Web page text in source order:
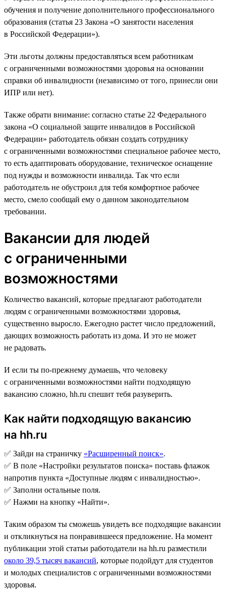
обучения и получение дополнительного профессионального
образования (статья 23 Закона «О занятости населения
в Российской Федерации»).
Эти льготы должны предоставляться всем работникам
с ограниченными возможностями здоровья на основании
справки об инвалидности (независимо от того, принесли они
ИПР или нет).
Также обрати внимание: согласно статье 22 Федерального
закона «О социальной защите инвалидов в Российской
Федерации» работодатель обязан создать сотруднику
с ограниченными возможностями специальное рабочее место,
то есть адаптировать оборудование, техническое оснащение
под нужды и возможности инвалида. Так что если
работодатель не обустроил для тебя комфортное рабочее
место, смело сообщай ему о данном законодательном
требовании.
Вакансии для людей
с ограниченными
возможностями
Количество вакансий, которые предлагают работодатели
людям с ограниченными возможностями здоровья,
существенно выросло. Ежегодно растет число предложений,
дающих возможность работать из дома. И это не может
не радовать.
И если ты по-прежнему думаешь, что человеку
с ограниченными возможностями найти подходящую
вакансию сложно, hh.ru спешит тебя разуверить.
Как найти подходящую вакансию
на hh.ru
✅ Зайди на страничку «Расширенный поиск».
✅ В поле «Настройки результатов поиска» поставь флажок
напротив пункта «Доступные людям с инвалидностью».
✅ Заполни остальные поля.
✅ Нажми на кнопку «Найти».
Таким образом ты сможешь увидеть все подходящие вакансии
и откликнуться на понравившееся предложение. На момент
публикации этой статьи работодатели на hh.ru разместили
около 39,5 тысяч вакансий, которые подойдут для студентов
и молодых специалистов с ограниченными возможностями
здоровья.